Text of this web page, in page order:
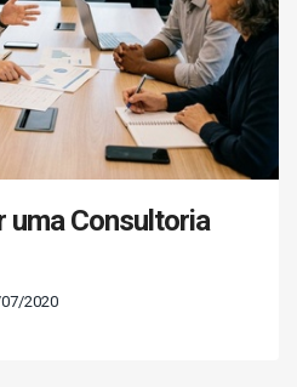
uma Consultoria
2020